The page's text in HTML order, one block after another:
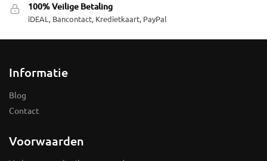
100% Veilige Betaling
iDEAL, Bancontact, Kredietkaart, PayPal
Informatie
Blog
Contact
Voorwaarden